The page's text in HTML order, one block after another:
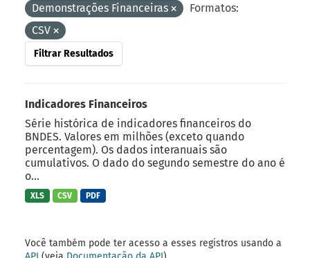
Demonstrações Financeiras
Formatos:
CSV
Filtrar Resultados
Indicadores Financeiros
Série histórica de indicadores financeiros do
BNDES. Valores em milhões (exceto quando
percentagem). Os dados interanuais são
cumulativos. O dado do segundo semestre do ano é
o...
XLS CSV PDF
Você também pode ter acesso a esses registros usando a